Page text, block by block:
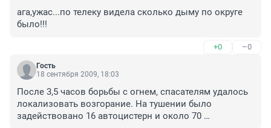
ага,ужас...по телеку видела сколько дыму по округе
было!!!
+0 –0
Гость
18 сентября 2009, 18:03
После 3,5 часов борьбы с огнем, спасателям удалось
локализовать возгорание. На тушении было
задействовано 16 автоцистерн и около 70